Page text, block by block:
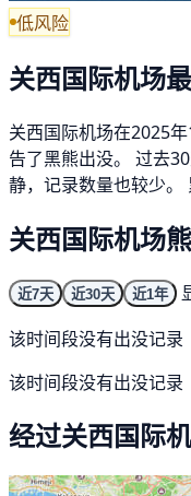
低风险
关西国际机场
关西国际机场在2025
告了黑熊出没。 过去
静，记录数量也较少。
关西国际机场
近7天 近30天 近1年
该时间段没有出没记录
该时间段没有出没记录
经过关西国际